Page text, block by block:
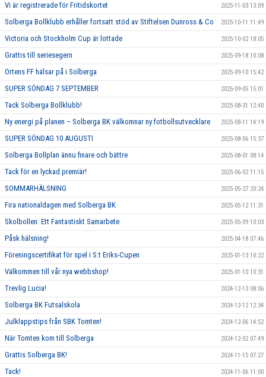
Vi är registrerade för Fritidskortet 2025-11-03 13:09
Solberga Bollklubb erhåller fortsatt stöd av Stiftelsen Dunross & Co 2025-10-11 11:49
Victoria och Stockholm Cup är lottade 2025-10-02 18:05
Grattis till seriesegern 2025-09-18 10:08
Ortens FF hälsar på i Solberga 2025-09-10 15:42
SUPER SÖNDAG 7 SEPTEMBER 2025-09-05 15:01
Tack Solberga Bollklubb! 2025-08-31 12:40
Ny energi på planen – Solberga BK välkomnar ny fotbollsutvecklare 2025-08-11 14:19
SUPER SÖNDAG 10 AUGUSTI 2025-08-06 15:37
Solberga Bollplan ännu finare och bättre 2025-08-01 08:14
Tack för en lyckad premiär! 2025-06-02 11:15
SOMMARHÄLSNING 2025-05-27 20:24
Fira nationaldagen med Solberga BK 2025-05-12 11:31
Skolbollen: Ett Fantastiskt Samarbete 2025-05-09 10:03
Påsk hälsning! 2025-04-18 07:46
Föreningscertifikat för spel i S:t Eriks-Cupen 2025-01-13 10:22
Välkommen till vår nya webbshop! 2025-01-10 10:31
Trevlig Lucia! 2024-12-13 08:06
Solberga BK Futsalskola 2024-12-12 12:34
Julklappstips från SBK Tomten! 2024-12-06 14:52
När Tomten kom till Solberga 2024-12-02 07:49
Grattis Solberga BK! 2024-11-15 07:27
Tack! 2024-11-06 11:00